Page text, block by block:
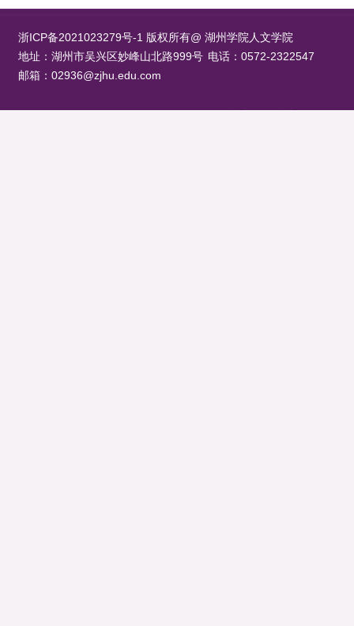
浙ICP备2021023279号-1 版权所有@ 湖州学院人文学院
地址：湖州市吴兴区妙峰山北路999号 电话：0572-2322547
邮箱：02936@zjhu.edu.com